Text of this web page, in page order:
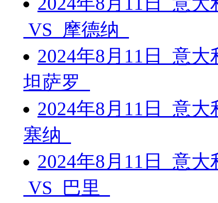
VS 摩德纳
2024年8月11日 意
坦萨罗
2024年8月11日 意
塞纳
2024年8月11日 意
VS 巴里